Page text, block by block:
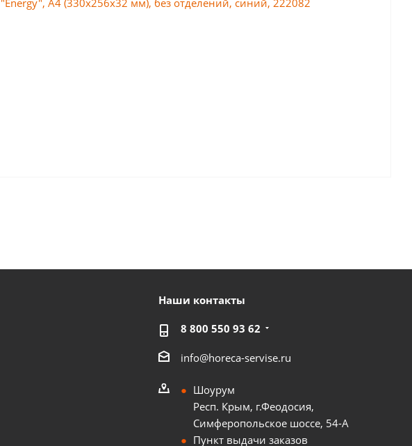
Наши контакты
8 800 550 93 62
info@horeca-servise.ru
Шоурум
Респ. Крым, г.Феодосия,
Симферопольское шоссе, 54-А
Пункт выдачи заказов